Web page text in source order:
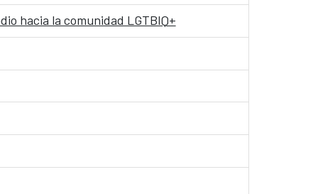
hacia la comunidad LGTBIQ+